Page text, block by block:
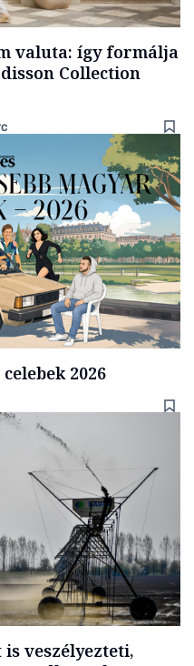
valuta: így formálja
Collection
2026
veszélyezteti,